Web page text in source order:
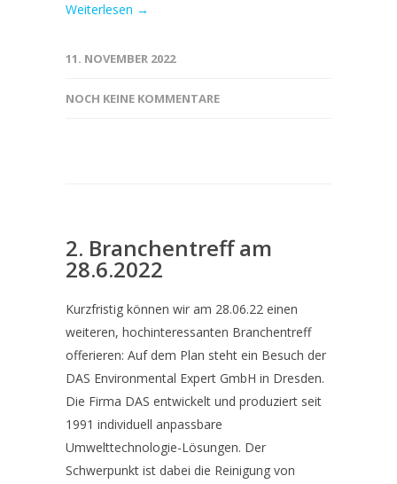
Weiterlesen →
11. NOVEMBER 2022
NOCH KEINE KOMMENTARE
2. Branchentreff am
28.6.2022
Kurzfristig können wir am 28.06.22 einen
weiteren, hochinteressanten Branchentreff
offerieren: Auf dem Plan steht ein Besuch der
DAS Environmental Expert GmbH in Dresden.
Die Firma DAS entwickelt und produziert seit
1991 individuell anpassbare
Umwelttechnologie-Lösungen. Der
Schwerpunkt ist dabei die Reinigung von